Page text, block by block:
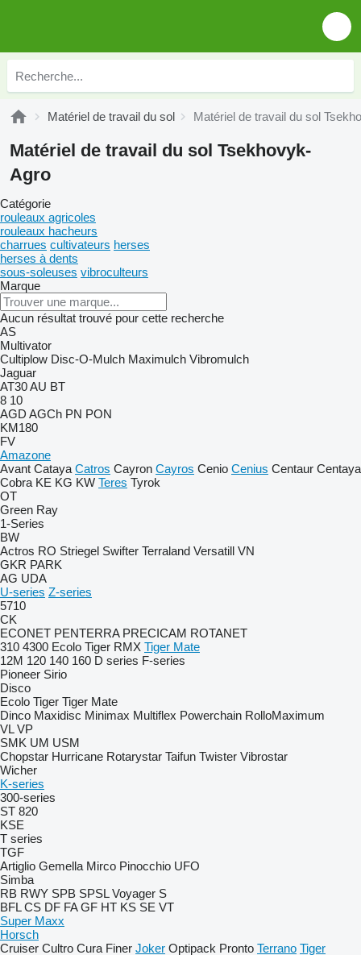
Matériel de travail du sol Matériel de travail du sol
Matériel de travail du sol Tsekhovyk-
Agro
Catégorie
rouleaux agricoles
rouleaux hacheurs
charrues cultivateurs herses
herses à dents
sous-soleuses vibroculteurs
Marque
Aucun résultat trouvé pour cette recherche
AS
Multivator
Cultiplow Disc-O-Mulch Maximulch Vibromulch
Jaguar
AT30AU BT
8 10
AGD AGCh PN PON
KM180
FV
Amazone
Avant Cataya Catros Cayron Cayros Cenio Cenius Centaur Centaya
Cobra KE KG KW Teres Tyrok
OT
Green Ray
1-Series
BW
Actros RO Striegel Swifter Terraland Versatill VN
GKR PARK
AG UDA
U-series Z-series
5710
CK
ECONET PENTERRA PRECICAM ROTANET
310 4300 Ecolo Tiger RMX Tiger Mate
12M 120 140 160 D series F-series
Pioneer Sirio
Disco
Ecolo Tiger Tiger Mate
Dinco Maxidisc Minimax Multiflex Powerchain RolloMaximum
VL VP
SMK UM USM
Chopstar Hurricane Rotarystar Taifun Twister Vibrostar
Wicher
K-series
300-series
ST 820
KSE
T series
TGF
Artiglio Gemella Mirco Pinocchio UFO
Simba
RB RWY SPB SPSL Voyager S
BFL CS DF FA GF HT KS SE VT
Super Maxx
Horsch
Cruiser Cultro Cura Finer Joker Optipack Pronto Terrano Tiger